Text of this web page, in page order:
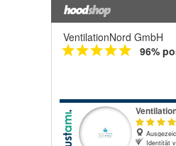
VentilationNord GmbH
96%